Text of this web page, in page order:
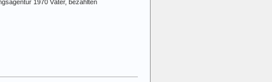
1970 Väter, bezahlten